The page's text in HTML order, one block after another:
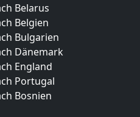
Belarus
Belgien
Bulgarien
Dänemark
England
Portugal
Bosnien